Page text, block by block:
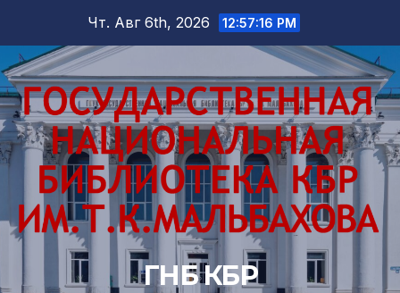
содержимому
Чт. Авг 6th, 2026 12:57:17 PM
ГНБ КБР